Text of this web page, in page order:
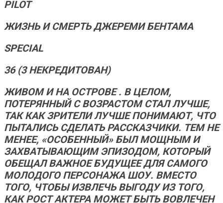
PILOT
ЖИЗНЬ И СМЕРТЬ ДЖЕРЕМИ БЕНТАМА
SPECIAL
36 (3 НЕКРЕДИТОВАН)
ЖИВОМ И НА ОСТРОВЕ . В ЦЕЛОМ,
ПОТЕРЯННЫЙ С ВОЗРАСТОМ СТАЛ ЛУЧШЕ,
ТАК КАК ЗРИТЕЛИ ЛУЧШЕ ПОНИМАЮТ, ЧТО
ПЫТАЛИСЬ СДЕЛАТЬ РАССКАЗЧИКИ. ТЕМ НЕ
МЕНЕЕ, «ОСОБЕННЫЙ» БЫЛ МОЩНЫМ И
ЗАХВАТЫВАЮЩИМ ЭПИЗОДОМ, КОТОРЫЙ
ОБЕЩАЛ ВАЖНОЕ БУДУЩЕЕ ДЛЯ САМОГО
МОЛОДОГО ПЕРСОНАЖА ШОУ. ВМЕСТО
ТОГО, ЧТОБЫ ИЗВЛЕЧЬ ВЫГОДУ ИЗ ТОГО,
КАК РОСТ АКТЕРА МОЖЕТ БЫТЬ ВОВЛЕЧЕН